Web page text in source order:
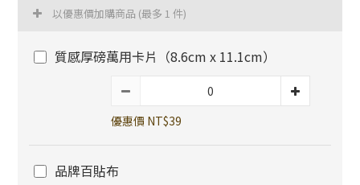
以優惠價加購商品 (最多 1 件)
質感厚磅萬用卡片（8.6cm x 11.1cm）
優惠價 NT$39
品牌百貼布